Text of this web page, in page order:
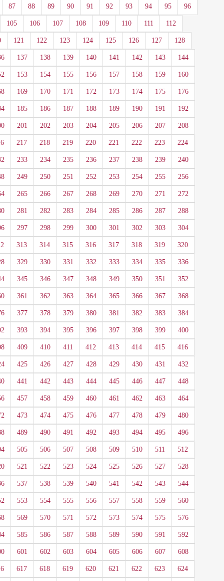
87 88 89 90 91 92 93 94 95 96
105 106 107 108 109 110 111 112
121 122 123 124 125 126 127 128
137 138 139 140 141 142 143 144
153 154 155 156 157 158 159 160
169 170 171 172 173 174 175 176
185 186 187 188 189 190 191 192
201 202 203 204 205 206 207 208
217 218 219 220 221 222 223 224
233 234 235 236 237 238 239 240
249 250 251 252 253 254 255 256
265 266 267 268 269 270 271 272
281 282 283 284 285 286 287 288
297 298 299 300 301 302 303 304
313 314 315 316 317 318 319 320
329 330 331 332 333 334 335 336
345 346 347 348 349 350 351 352
361 362 363 364 365 366 367 368
377 378 379 380 381 382 383 384
393 394 395 396 397 398 399 400
409 410 411 412 413 414 415 416
425 426 427 428 429 430 431 432
441 442 443 444 445 446 447 448
457 458 459 460 461 462 463 464
473 474 475 476 477 478 479 480
489 490 491 492 493 494 495 496
505 506 507 508 509 510 511 512
521 522 523 524 525 526 527 528
537 538 539 540 541 542 543 544
553 554 555 556 557 558 559 560
569 570 571 572 573 574 575 576
585 586 587 588 589 590 591 592
601 602 603 604 605 606 607 608
617 618 619 620 621 622 623 624